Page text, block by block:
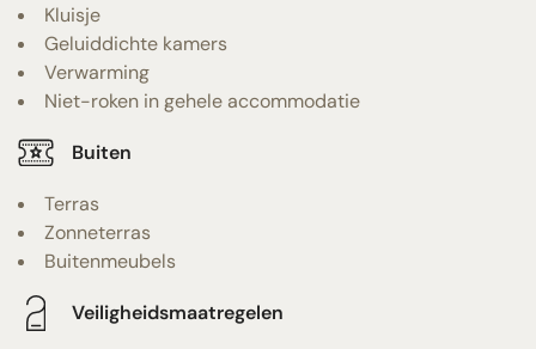
Kluisje
Geluiddichte kamers
Verwarming
Niet-roken in gehele accommodatie
Buiten
Terras
Zonneterras
Buitenmeubels
Veiligheidsmaatregelen